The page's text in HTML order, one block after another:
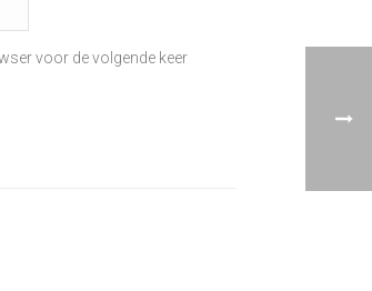
voor de volgende keer